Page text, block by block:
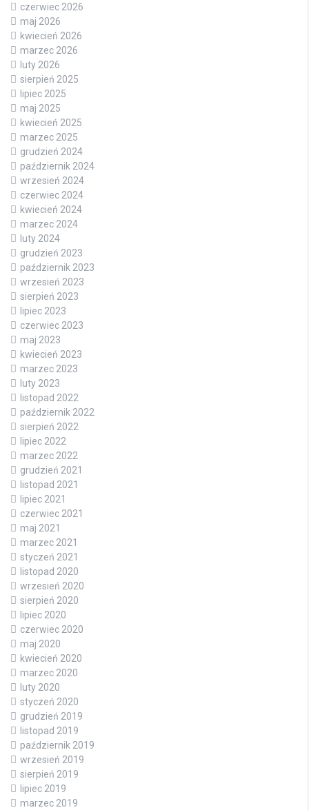
czerwiec 2026
maj 2026
kwiecień 2026
marzec 2026
luty 2026
sierpień 2025
lipiec 2025
maj 2025
kwiecień 2025
marzec 2025
grudzień 2024
październik 2024
wrzesień 2024
czerwiec 2024
kwiecień 2024
marzec 2024
luty 2024
grudzień 2023
październik 2023
wrzesień 2023
sierpień 2023
lipiec 2023
czerwiec 2023
maj 2023
kwiecień 2023
marzec 2023
luty 2023
listopad 2022
październik 2022
sierpień 2022
lipiec 2022
marzec 2022
grudzień 2021
listopad 2021
lipiec 2021
czerwiec 2021
maj 2021
marzec 2021
styczeń 2021
listopad 2020
wrzesień 2020
sierpień 2020
lipiec 2020
czerwiec 2020
maj 2020
kwiecień 2020
marzec 2020
luty 2020
styczeń 2020
grudzień 2019
listopad 2019
październik 2019
wrzesień 2019
sierpień 2019
lipiec 2019
marzec 2019